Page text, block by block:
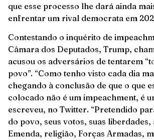
que esse processo lhe dará ainda
enfrentar um rival democrata em
Contestando o inquérito de
Câmara dos Deputados, Trump,
acusou os adversários de tentarem
povo”. “Como tenho visto cada dia
chegando à conclusão de que o que
colocado não é um impeachment, é
escreveu, no Twitter. “Pretendido
do povo, seus votos, suas liberdades,
Emenda, religião, Forças Armadas,